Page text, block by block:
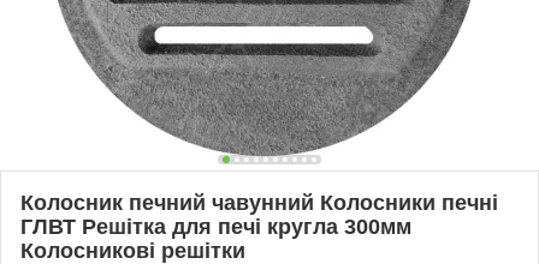
Колосник печний чавунний Колосники печні
ГЛВТ Решітка для печі кругла 300мм
Колосникові решітки